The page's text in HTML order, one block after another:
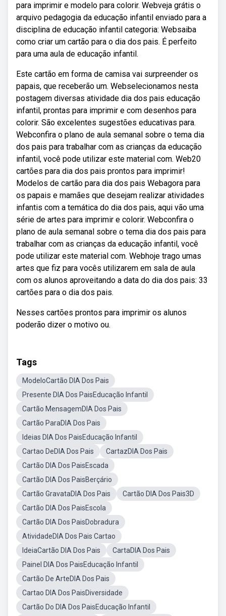
para imprimir e modelo para colorir. Webveja grátis o
arquivo pedagogia da educação infantil enviado para a
disciplina de educação infantil categoria: Websaiba
como criar um cartão para o dia dos pais. É perfeito
para uma aula de educação infantil.
Este cartão em forma de camisa vai surpreender os
papais, que receberão um. Webselecionamos nesta
postagem diversas atividade dia dos pais educação
infantil, prontas para imprimir e com desenhos para
colorir. São excelentes sugestões educativas para.
Webconfira o plano de aula semanal sobre o tema dia
dos pais para trabalhar com as crianças da educação
infantil, você pode utilizar este material com. Web20
cartões para dia dos pais prontos para imprimir!
Modelos de cartão para dia dos pais Webagora para
os papais e mamães que desejam realizar atividades
infantis com a temática do dia dos pais, aqui vão uma
série de artes para imprimir e colorir. Webconfira o
plano de aula semanal sobre o tema dia dos pais para
trabalhar com as crianças da educação infantil, você
pode utilizar este material com. Webhoje trago umas
artes que fiz para vocês utilizarem em sala de aula
com os alunos aproveitando a data do dia dos pais: 33
cartões para o dia dos pais.
Nesses cartões prontos para imprimir os alunos
poderão dizer o motivo ou.
Tags
ModeloCartão DIA Dos Pais
Presente DIA Dos PaisEducação Infantil
Cartão MensagemDIA Dos Pais
Cartão ParaDIA Dos Pais
Ideias DIA Dos PaisEducação Infantil
Cartao DeDIA Dos Pais
CartazDIA Dos Pais
Cartão DIA Dos PaisEscada
Cartão DIA Dos PaisBerçário
Cartão GravataDIA Dos Pais
Cartão DIA Dos Pais3D
Cartão DIA Dos PaisEscola
Cartão DIA Dos PaisDobradura
AtividadeDIA Dos Pais Cartao
IdeiaCartão DIA Dos Pais
CartaDIA Dos Pais
Painel DIA Dos PaisEducação Infantil
Cartão De ArteDIA Dos Pais
Cartao DIA Dos PaisDiversidade
Cartão Do DIA Dos PaisEducação Infantil